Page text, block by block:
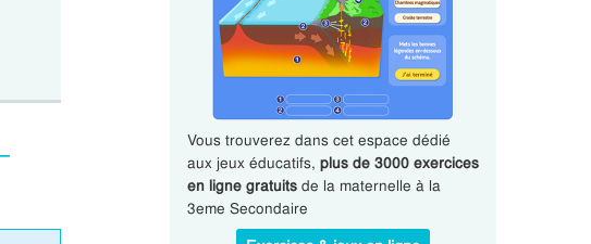
Vous trouverez dans cet espace dédié
aux jeux éducatifs, plus de 3000 exercices
en ligne gratuitsde la maternelle à la
3eme Secondaire